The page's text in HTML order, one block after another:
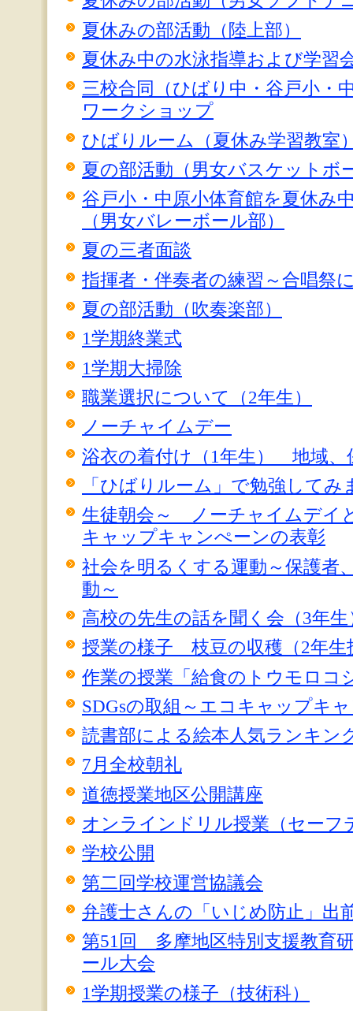
夏休みの部活動（陸上部）
夏休み中の水泳指導および学習
三校合同（ひばり中・谷戸小・
ワークショップ
ひばりルーム（夏休み学習教室
夏の部活動（男女バスケットボ
谷戸小・中原小体育館を夏休み
（男女バレーボール部）
夏の三者面談
指揮者・伴奏者の練習～合唱祭
夏の部活動（吹奏楽部）
1学期終業式
1学期大掃除
職業選択について（2年生）
ノーチャイムデー
浴衣の着付け（1年生） 地域、
「ひばりルーム」で勉強してみ
生徒朝会～ ノーチャイムデイ
キャップキャンぺーンの表彰
社会を明るくする運動～保護者
動～
高校の先生の話を聞く会（3年生
授業の様子 枝豆の収穫（2年生
作業の授業「給食のトウモロコ
SDGsの取組～エコキャップキ
読書部による絵本人気ランキン
7月全校朝礼
道徳授業地区公開講座
オンラインドリル授業（セーフ
学校公開
第二回学校運営協議会
弁護士さんの「いじめ防止」出
第51回 多摩地区特別支援教育
ール大会
1学期授業の様子（技術科）